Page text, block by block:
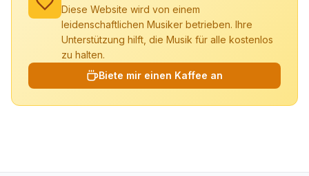
Diese Website wird von einem
leidenschaftlichen Musiker betrieben. Ihre
Unterstützung hilft, die Musik für alle kostenlos
zu halten.
Biete mir einen Kaffee an